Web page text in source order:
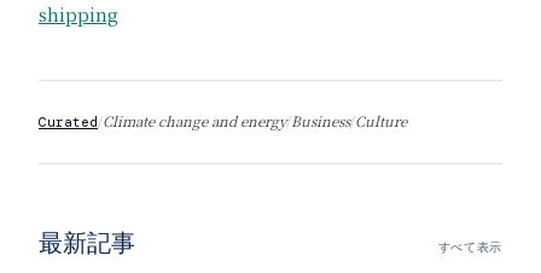
shipping
Curated/Climate change and energy/Business/Culture
最新記事 すべて表示